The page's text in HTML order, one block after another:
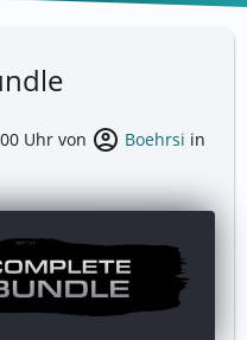
Uhr von account_circle Boehrsi in